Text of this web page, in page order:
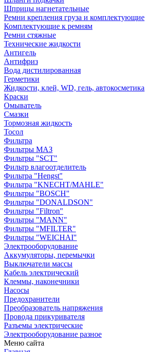
Шприцы нагнетательные
Ремни крепления груза и комплектующие
Комплектующие к ремням
Ремни стяжные
Технические жидкости
Антигель
Антифриз
Вода дистилированная
Герметики
Жидкости, клей, WD, гель, автокосметика
Краски
Омыватель
Смазки
Тормозная жидкость
Тосол
Фильтра
Фильтры МАЗ
Фильтры "SCT"
Фильтр влагоотделитель
Фильтра "Hengst"
Фильтра "KNECHT/MAHLE"
Фильтры "BOSCH"
Фильтры "DONALDSON"
Фильтры "Filtron"
Фильтры "MANN"
Фильтры "MFILTER"
Фильтры "WEICHAI"
Электрооборудование
Аккумуляторы, перемычки
Выключатели массы
Кабель электрический
Клеммы, наконечники
Насосы
Предохранители
Преобразователь напряжения
Провода прикуривателя
Разъемы электрические
Электрооборудование разное
Меню сайта